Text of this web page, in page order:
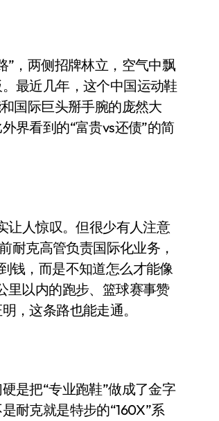
光伏发电
最近几年，这个中国运动鞋
国际巨头掰手腕的庞然大
界看到的“富贵vs还债”的简
让人惊叹。但很少有人注意
耐克高管负责国际化业务，
钱，而是不知道怎么才能像
里以内的跑步、篮球赛事赞
，这条路也能走通。
是把“专业跑鞋”做成了金字
耐克就是特步的“160X”系